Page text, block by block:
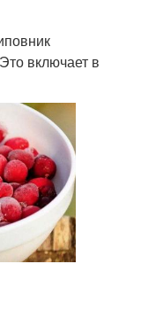
включает в